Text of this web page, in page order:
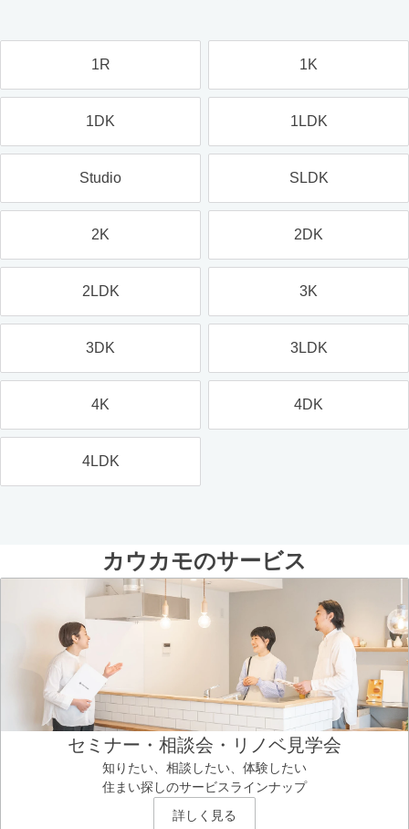
1R 1K
1DK 1LDK
Studio SLDK
2K 2DK
2LDK 3K
3DK 3LDK
4K 4DK
4LDK
カウカモのサービス
セミナー・相談会・リノベ見学会
知りたい、相談したい、体験したい
住まい探しのサービスラインナップ
詳しく見る